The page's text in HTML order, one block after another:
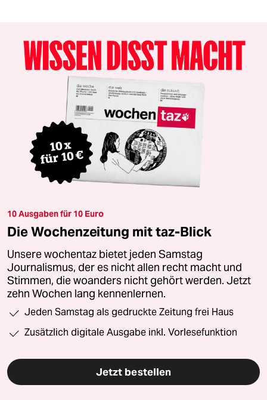
10 Ausgaben für 10 Euro
Die Wochenzeitung mit taz-Blick
Unsere wochentaz bietet jeden Samstag
Journalismus, der es nicht allen recht macht und
Stimmen, die woanders nicht gehört werden. Jetzt
zehn Wochen lang kennenlernen.
Jeden Samstag als gedruckte Zeitung frei Haus
Zusätzlich digitale Ausgabe inkl. Vorlesefunktion
Jetzt bestellen